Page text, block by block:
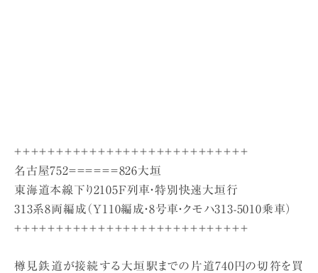
＋＋＋＋＋＋＋＋＋＋＋＋＋＋＋＋＋＋＋＋＋＋＋＋＋＋＋＋
名古屋752＝＝＝＝＝＝826大垣
東海道本線下り2105F列車・特別快速大垣行
313系8両編成（Y110編成・8号車・クモハ313-5010乗車）
＋＋＋＋＋＋＋＋＋＋＋＋＋＋＋＋＋＋＋＋＋＋＋＋＋＋＋＋
樽見鉄道が接続する大垣駅までの片道740円の切符を買